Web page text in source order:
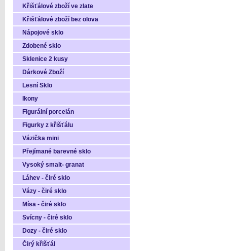
Křišťálové zboží ve zlate
Křišťálové zboží bez olova
Nápojové sklo
Zdobené sklo
Sklenice 2 kusy
Dárkové Zboží
Lesní Sklo
Ikony
Figurální porcelán
Figurky z křišťálu
Vázička mini
Přejímané barevné sklo
Vysoký smalt- granat
Láhev - čiré sklo
Vázy - čiré sklo
Mísa - čiré sklo
Svícny - čiré sklo
Dozy - čiré sklo
Čirý křišťál